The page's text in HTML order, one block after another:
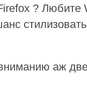
? Любите
аж